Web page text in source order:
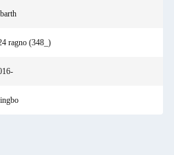
ragno (348_)